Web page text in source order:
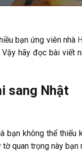
bạn ứng viên nhà
hãy đọc bài viết
sang Nhật
bạn không thể
quan trọng này